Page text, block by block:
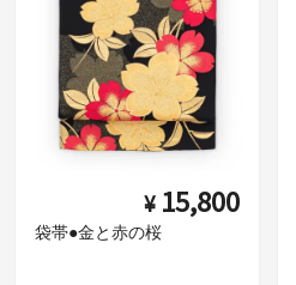
¥ 15,800
袋帯●金と赤の桜